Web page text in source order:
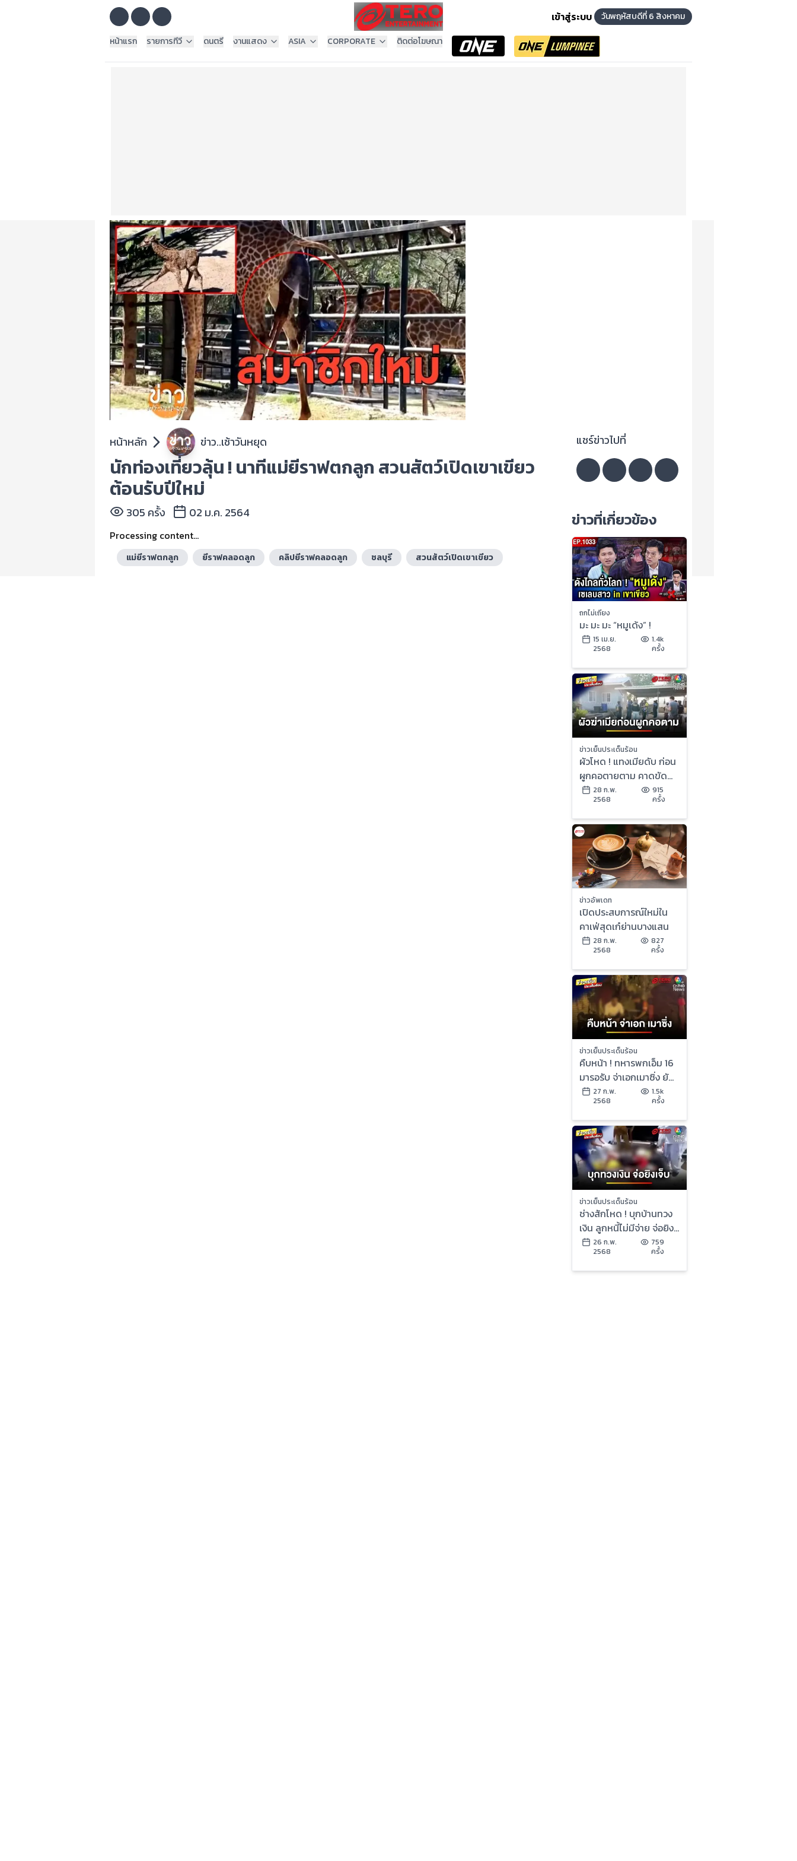
เข้าสู่ระบบ
วันพฤหัสบดีที่ 6 สิงหาคม
หน้าแรก
รายการทีวี ดนตรี งานแสดง ASIA CORPORATE ติดต่อโฆษณา
หน้าหลัก ข่าว..เช้าวันหยุด
นักท่องเที่ยวลุ้น ! นาทีแม่ยีราฟตกลูก สวนสัตว์เปิดเขาเขียว
ต้อนรับปีใหม่
305 ครั้ง 02 ม.ค. 2564
Processing content...
แม่ยีราฟตกลูก ยีราฟคลอดลูก คลิปยีราฟคลอดลูก ชลบุรี สวนสัตว์เปิดเขาเขียว
แชร์ข่าวไปที่
ข่าวที่เกี่ยวข้อง
ถกไม่เถียง
มะ มะ มะ “หมูเด้ง” !
15 เม.ย.
2568
1.4k
ครั้ง
ข่าวเย็นประเด็นร้อน
ผัวโหด ! แทงเมียดับ ก่อน
ผูกคอตายตาม คาดขัด
แย้งเรื่องขายหน้าดิน | ข่าว
เย็นประเด็นร้อน
28 ก.พ.
2568
915
ครั้ง
ข่าวอัพเดท
เปิดประสบการณ์ใหม่ใน
คาเฟ่สุดเก๋ย่านบางแสน
28 ก.พ.
2568
827
ครั้ง
ข่าวเย็นประเด็นร้อน
คืบหน้า ! ทหารพกเอ็ม 16
มารอรับ จ่าเอกเมาซิ่ง ยัน
ไม่ได้ข่มขู่ | ข่าวเย็น
ประเด็นร้อน
27 ก.พ.
2568
1.5k
ครั้ง
ข่าวเย็นประเด็นร้อน
ช่างสักโหด ! บุกบ้านทวง
เงิน ลูกหนี้ไม่มีจ่าย จ่อยิง
เจ็บสาหัส | ข่าวเย็น
ประเด็นร้อน
26 ก.พ.
2568
759
ครั้ง